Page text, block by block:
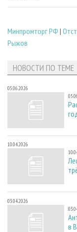
Минпромторг РФ |
Рыжов
НОВОСТИ ПО ТЕМЕ
05.06.2026
10.04.2026
03.04.2026
в